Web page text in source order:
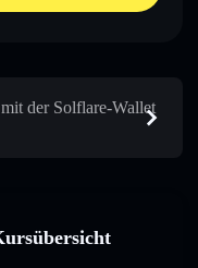
der Solflare-Wallet